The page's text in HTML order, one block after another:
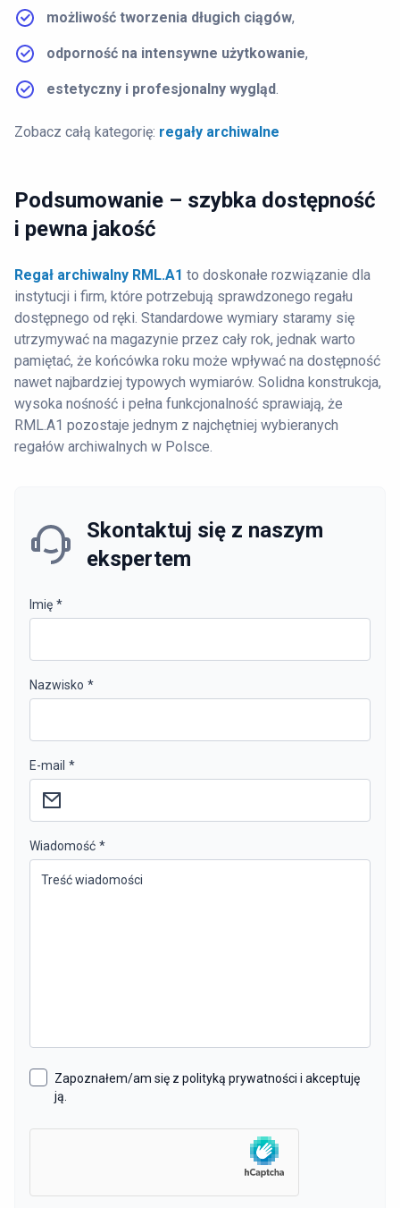
możliwość tworzenia długich ciągów,
odporność na intensywne użytkowanie,
estetyczny i profesjonalny wygląd
Zobacz całą kategorię: regały archiwalne
Podsumowanie – szybka dostępność
i pewna jakość
Regał archiwalny RML.A1 to doskonałe rozwiązanie dla
instytucji i firm, które potrzebują sprawdzonego regału
dostępnego od ręki. Standardowe wymiary staramy się
utrzymywać na magazynie przez cały rok, jednak warto
pamiętać, że końcówka roku może wpływać na dostępność
nawet najbardziej typowych wymiarów. Solidna konstrukcja,
wysoka nośność i pełna funkcjonalność sprawiają, że
RML.A1 pozostaje jednym z najchętniej wybieranych
regałów archiwalnych w Polsce.
Skontaktuj się z naszym
ekspertem
Imię *
Nazwisko *
E-mail *
Wiadomość *
Zapoznałem/am się z polityką prywatności i akceptuję
ją.